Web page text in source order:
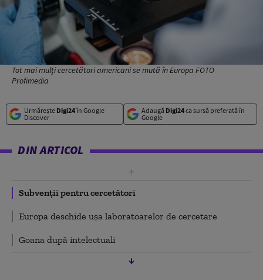
Tot mai mulți cercetători americani se mută în Europa FOTO
Profimedia
Urmărește Digi24în Google
Discover
Adaugă Digi24ca sursă preferată în
Google
DIN ARTICOL
Subvenții pentru cercetători
Europa deschide ușa laboratoarelor de cercetare
Goana după intelectuali